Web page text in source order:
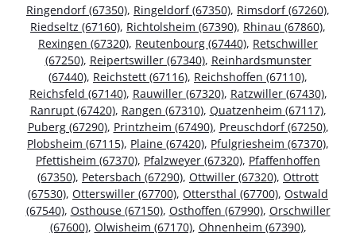
Ringendorf (67350), Ringeldorf (67350), Rimsdorf (67260),
Riedseltz (67160), Richtolsheim (67390), Rhinau (67860),
Rexingen (67320), Reutenbourg (67440), Retschwiller
(67250), Reipertswiller (67340), Reinhardsmunster
(67440), Reichstett (67116), Reichshoffen (67110),
Reichsfeld (67140), Rauwiller (67320), Ratzwiller (67430),
Ranrupt (67420), Rangen (67310), Quatzenheim (67117),
Puberg (67290), Printzheim (67490), Preuschdorf (67250),
Plobsheim (67115), Plaine (67420), Pfulgriesheim (67370),
Pfettisheim (67370), Pfalzweyer (67320), Pfaffenhoffen
(67350), Petersbach (67290), Ottwiller (67320), Ottrott
(67530), Otterswiller (67700), Ottersthal (67700), Ostwald
(67540), Osthouse (67150), Osthoffen (67990), Orschwiller
(67600), Olwisheim (67170), Ohnenheim (67390),